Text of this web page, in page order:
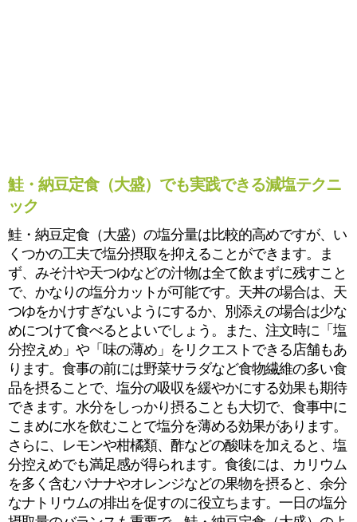
鮭・納豆定食（大盛）でも実践できる減塩テクニ
ック
鮭・納豆定食（大盛）の塩分量は比較的高めですが、い
くつかの工夫で塩分摂取を抑えることができます。ま
ず、みそ汁や天つゆなどの汁物は全て飲まずに残すこと
で、かなりの塩分カットが可能です。天丼の場合は、天
つゆをかけすぎないようにするか、別添えの場合は少な
めにつけて食べるとよいでしょう。また、注文時に「塩
分控えめ」や「味の薄め」をリクエストできる店舗もあ
ります。食事の前には野菜サラダなど食物繊維の多い食
品を摂ることで、塩分の吸収を緩やかにする効果も期待
できます。水分をしっかり摂ることも大切で、食事中に
こまめに水を飲むことで塩分を薄める効果があります。
さらに、レモンや柑橘類、酢などの酸味を加えると、塩
分控えめでも満足感が得られます。食後には、カリウム
を多く含むバナナやオレンジなどの果物を摂ると、余分
なナトリウムの排出を促すのに役立ちます。一日の塩分